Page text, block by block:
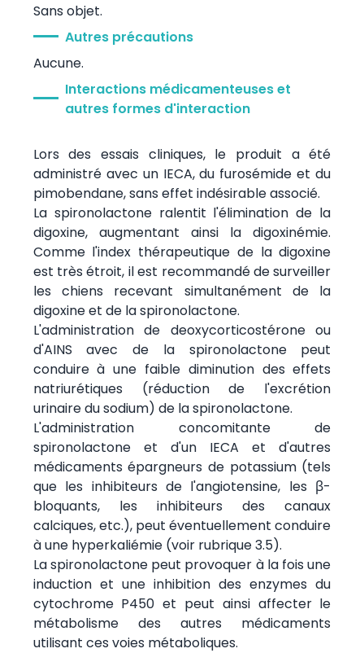
Sans objet.
Autres précautions
Aucune.
Interactions médicamenteuses et
autres formes d'interaction
Lors des essais cliniques, le produit a été
administré avec un IECA, du furosémide et du
pimobendane, sans effet indésirable associé.
La spironolactone ralentit l'élimination de la
digoxine, augmentant ainsi la digoxinémie.
Comme l'index thérapeutique de la digoxine
est très étroit, il est recommandé de surveiller
les chiens recevant simultanément de la
digoxine et de la spironolactone.
L'administration de deoxycorticostérone ou
d'AINS avec de la spironolactone peut
conduire à une faible diminution des effets
natriurétiques (réduction de l'excrétion
urinaire du sodium) de la spironolactone.
L'administration concomitante de
spironolactone et d'un IECA et d'autres
médicaments épargneurs de potassium (tels
que les inhibiteurs de l'angiotensine, les β-
bloquants, les inhibiteurs des canaux
calciques, etc.), peut éventuellement conduire
à une hyperkaliémie (voir rubrique 3.5).
La spironolactone peut provoquer à la fois une
induction et une inhibition des enzymes du
cytochrome P450 et peut ainsi affecter le
métabolisme des autres médicaments
utilisant ces voies métaboliques.